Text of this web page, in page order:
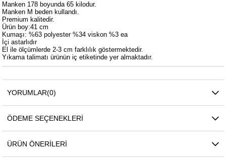
Manken 178 boyunda 65 kilodur.
Manken M beden kullandı.
Premium kalitedir.
Ürün boy:41 cm
Kumaşı: %63 polyester %34 viskon %3 ea
İçi astarlıdır
El ile ölçümlerde 2-3 cm farklılık göstermektedir.
Yıkama talimatı ürünün iç etiketinde yer almaktadır.
YORUMLAR(0)
ÖDEME SEÇENEKLERI
ÜRÜN ÖNERILERI